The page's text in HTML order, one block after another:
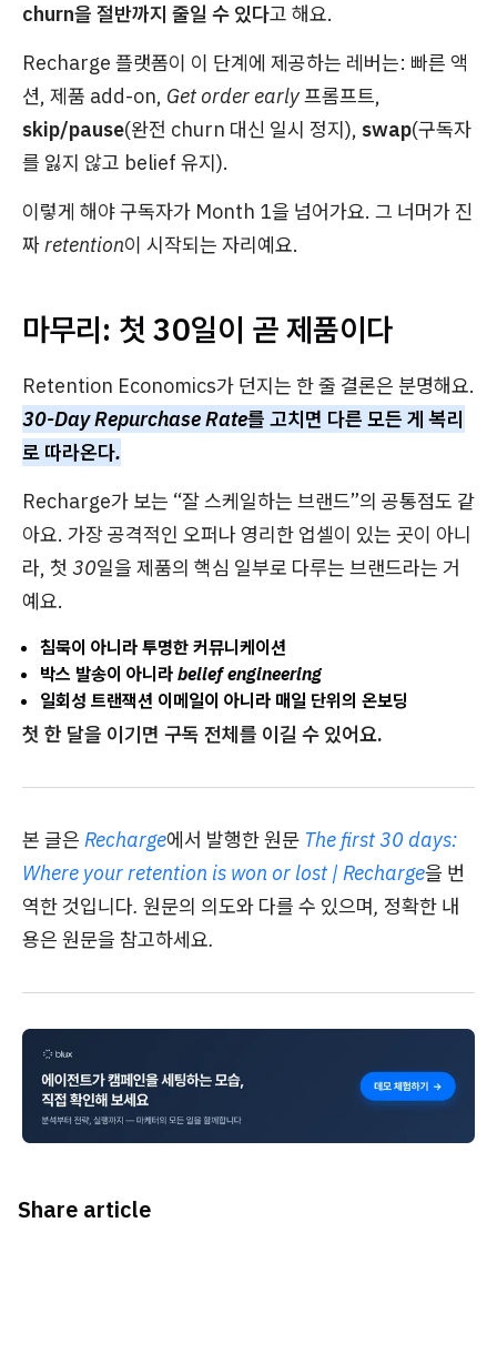
churn을 절반까지 줄일 수 있다고 해요.
Recharge 플랫폼이 이 단계에 제공하는 레버는: 빠른 액
션, 제품 add-on, Get order early프롬프트,
skip/pause(완전 churn 대신 일시 정지), swap(구독자
를 잃지 않고 belief 유지).
이렇게 해야 구독자가 Month 1을 넘어가요. 그 너머가 진
짜 retention이 시작되는 자리예요.
마무리: 첫 30일이 곧 제품이다
Retention Economics가 던지는 한 줄 결론은 분명해요.
30-Day Repurchase Rate를 고치면 다른 모든 게 복리
로 따라온다.
Recharge가 보는 “잘 스케일하는 브랜드”의 공통점도 같
아요. 가장 공격적인 오퍼나 영리한 업셀이 있는 곳이 아니
라, 첫 30일을 제품의 핵심 일부로 다루는 브랜드라는 거
예요.
침묵이 아니라 투명한 커뮤니케이션
박스 발송이 아니라 belief engineering
일회성 트랜잭션 이메일이 아니라 매일 단위의 온보딩
첫 한 달을 이기면 구독 전체를 이길 수 있어요.
본 글은 Recharge에서 발행한 원문 The first 30 days:
Where your retention is won or lost | Recharge을 번
역한 것입니다. 원문의 의도와 다를 수 있으며, 정확한 내
용은 원문을 참고하세요.
Share article